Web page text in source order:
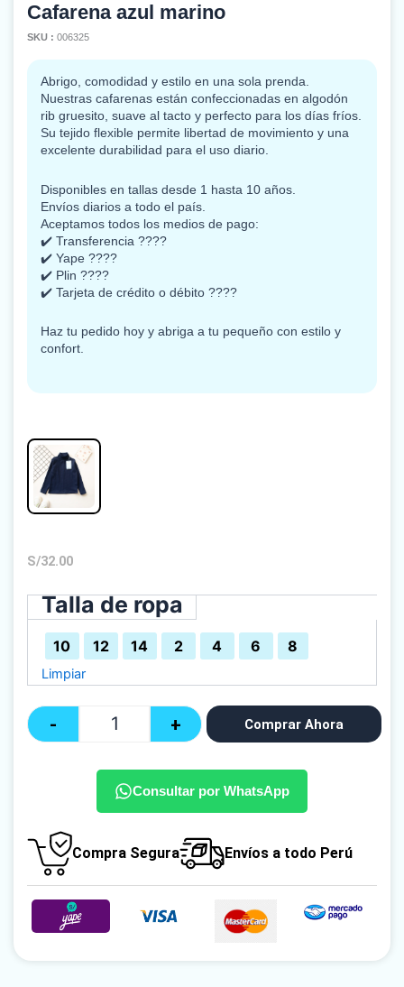
Cafarena azul marino
SKU : 006325
Abrigo, comodidad y estilo en una sola prenda.
Nuestras cafarenas están confeccionadas en algodón
rib gruesito, suave al tacto y perfecto para los días fríos.
Su tejido flexible permite libertad de movimiento y una
excelente durabilidad para el uso diario.
Disponibles en tallas desde 1 hasta 10 años.
Envíos diarios a todo el país.
Aceptamos todos los medios de pago:
✔️ Transferencia ????
✔️ Yape ????
✔️ Plin ????
✔️ Tarjeta de crédito o débito ????
Haz tu pedido hoy y abriga a tu pequeño con estilo y
confort.
S/32.00
Talla de ropa
10 12 14 2 4 6 8
Limpiar
Quantity
- + Comprar Ahora
Consultar por WhatsApp
Compra Segura Envíos a todo Perú